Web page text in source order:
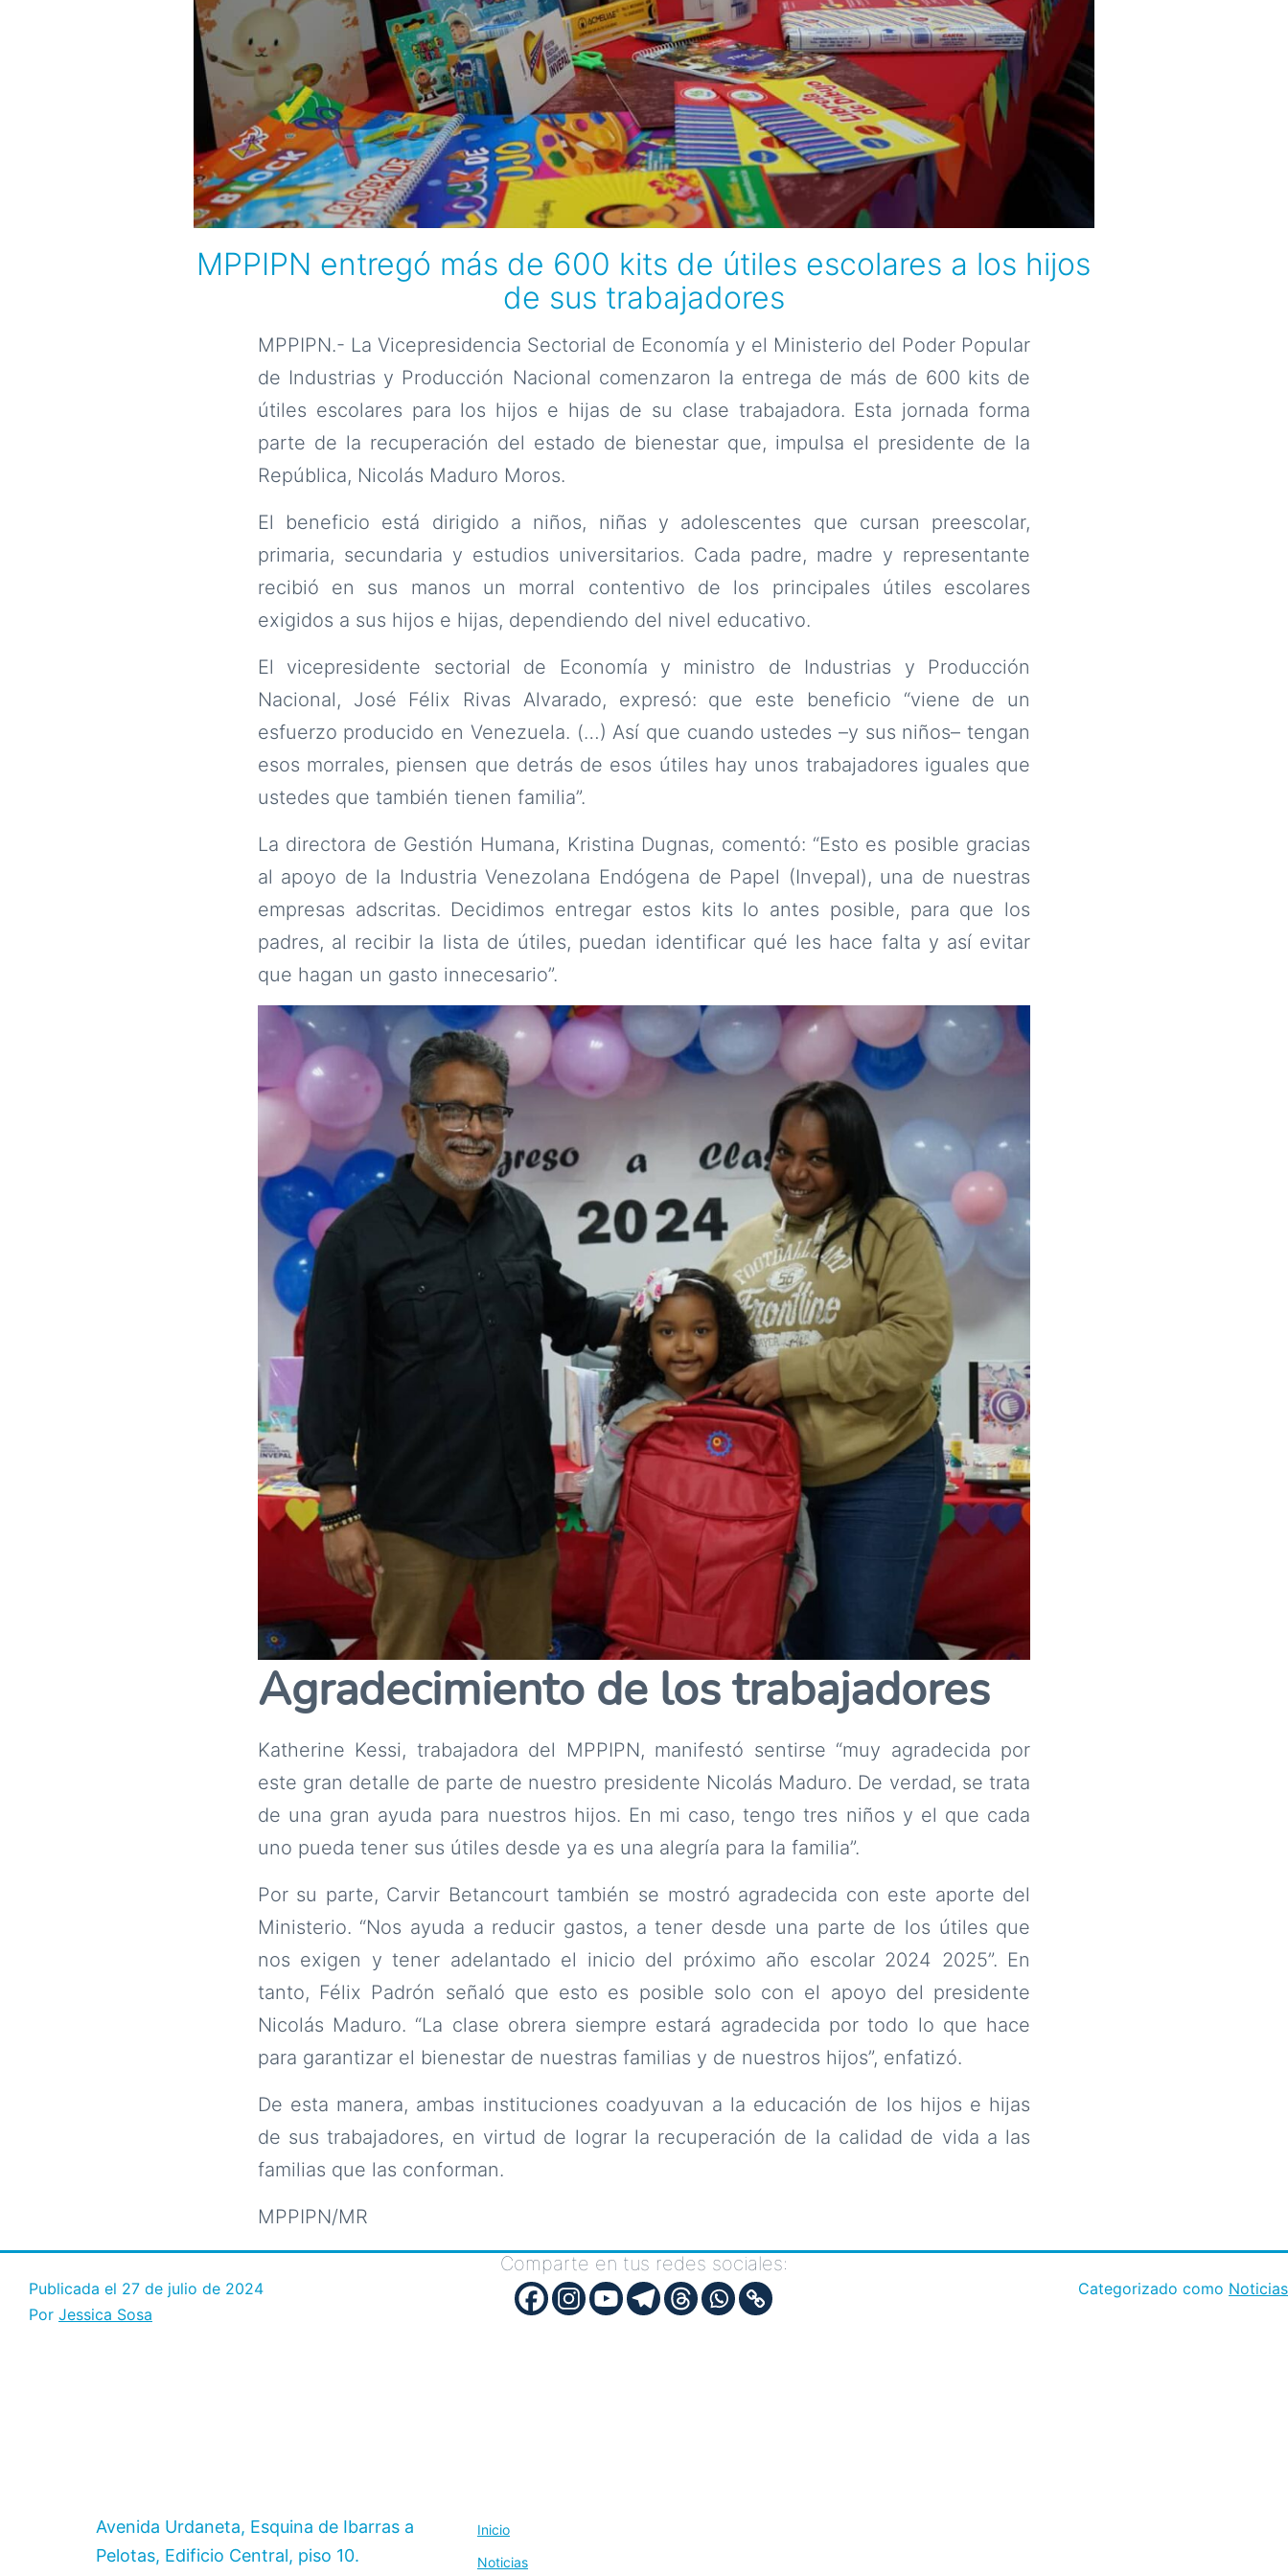
MPPIPN entregó más de 600 kits de útiles escolares a los hijos
de sus trabajadores
MPPIPN.- La Vicepresidencia Sectorial de Economía y el Ministerio del Poder Popular
de Industrias y Producción Nacional comenzaron la entrega de más de 600 kits de
útiles escolares para los hijos e hijas de su clase trabajadora. Esta jornada forma
parte de la recuperación del estado de bienestar que, impulsa el presidente de la
República, Nicolás Maduro Moros.
El beneficio está dirigido a niños, niñas y adolescentes que cursan preescolar,
primaria, secundaria y estudios universitarios. Cada padre, madre y representante
recibió en sus manos un morral contentivo de los principales útiles escolares
exigidos a sus hijos e hijas, dependiendo del nivel educativo.
El vicepresidente sectorial de Economía y ministro de Industrias y Producción
Nacional, José Félix Rivas Alvarado, expresó: que este beneficio “viene de un
esfuerzo producido en Venezuela. (…) Así que cuando ustedes –y sus niños– tengan
esos morrales, piensen que detrás de esos útiles hay unos trabajadores iguales que
ustedes que también tienen familia”.
La directora de Gestión Humana, Kristina Dugnas, comentó: “Esto es posible gracias
al apoyo de la Industria Venezolana Endógena de Papel (Invepal), una de nuestras
empresas adscritas. Decidimos entregar estos kits lo antes posible, para que los
padres, al recibir la lista de útiles, puedan identificar qué les hace falta y así evitar
que hagan un gasto innecesario”.
Agradecimiento de los trabajadores
Katherine Kessi, trabajadora del MPPIPN, manifestó sentirse “muy agradecida por
este gran detalle de parte de nuestro presidente Nicolás Maduro. De verdad, se trata
de una gran ayuda para nuestros hijos. En mi caso, tengo tres niños y el que cada
uno pueda tener sus útiles desde ya es una alegría para la familia”.
Por su parte, Carvir Betancourt también se mostró agradecida con este aporte del
Ministerio. “Nos ayuda a reducir gastos, a tener desde una parte de los útiles que
nos exigen y tener adelantado el inicio del próximo año escolar 2024 2025”. En
tanto, Félix Padrón señaló que esto es posible solo con el apoyo del presidente
Nicolás Maduro. “La clase obrera siempre estará agradecida por todo lo que hace
para garantizar el bienestar de nuestras familias y de nuestros hijos”, enfatizó.
De esta manera, ambas instituciones coadyuvan a la educación de los hijos e hijas
de sus trabajadores, en virtud de lograr la recuperación de la calidad de vida a las
familias que las conforman.
MPPIPN/MR
Comparte en tus redes sociales:
Publicada el 27 de julio de 2024
Por Jessica Sosa
Categorizado como Noticias
Avenida Urdaneta, Esquina de Ibarras a
Pelotas, Edificio Central, piso 10.
Inicio
Noticias